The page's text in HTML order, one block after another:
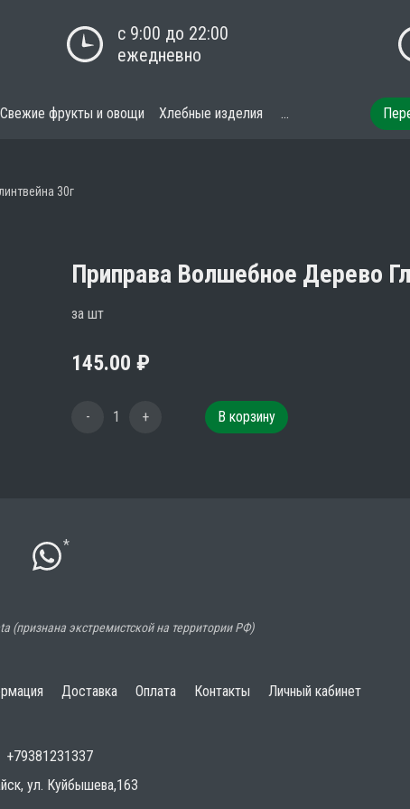
с 9:00 до 22:00
ежедневно
Свежие фрукты и овощи Хлебные изделия ...
30г
Приправа Волшебное Дерево
за шт
145.00 ₽
- 1 + В корзину
*
(признана экстремистской на территории РФ)
Доставка Оплата Контакты Личный кабинет
+79381231337
ул. Куйбышева,163